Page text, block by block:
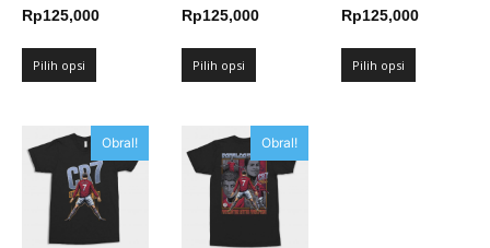
Rp125,000Rentang
Pilih opsi
Rp125,000Rentang
Pilih opsi
Rp125,000Rentang
Pilih opsi
Obral! Obral!